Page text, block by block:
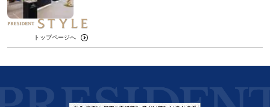
トップページへ